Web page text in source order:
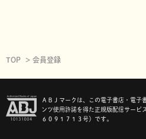
TOP 会員登録
ＡＢＪマークは、この電子書店・電子
ンツ使用許諾を得た正規版配信サービ
６０９１７１３号）です。